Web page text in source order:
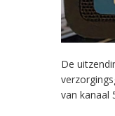
De
van kanaal